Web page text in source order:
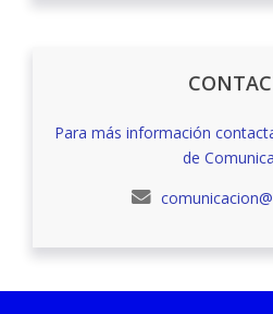
Para más información
de